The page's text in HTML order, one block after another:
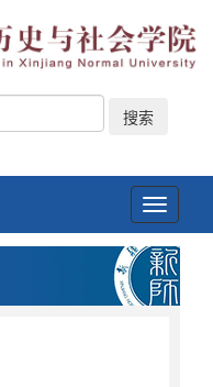
搜索
Toggle